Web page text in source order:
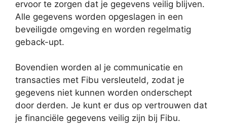
ervoor te zorgen dat je gegevens veilig blijven.
Alle gegevens worden opgeslagen in een
beveiligde omgeving en worden regelmatig
geback-upt.
Bovendien worden al je communicatie en
transacties met Fibu versleuteld, zodat je
gegevens niet kunnen worden onderschept
door derden. Je kunt er dus op vertrouwen dat
je financiële gegevens veilig zijn bij Fibu.